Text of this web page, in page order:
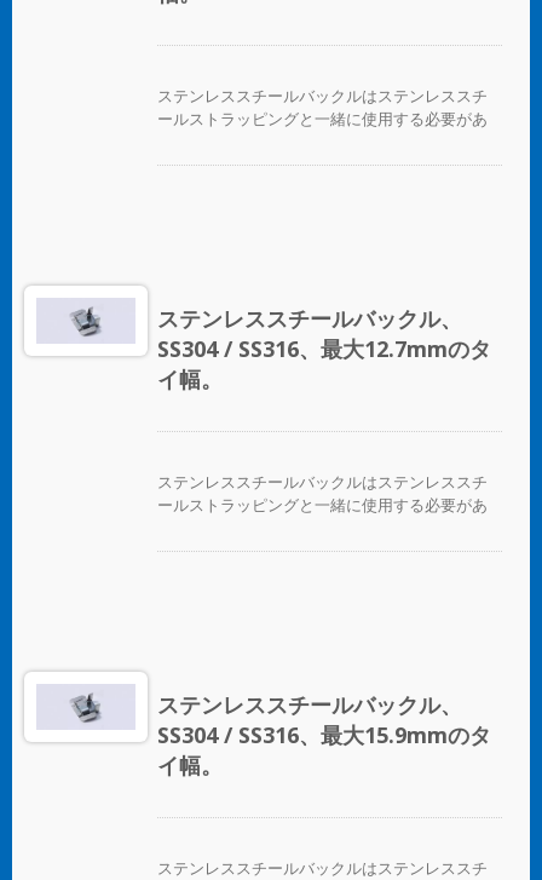
ステンレススチールバックルはステンレススチ
ールストラッピングと一緒に使用する必要があ
ステンレススチールバックル、
SS304 / SS316、最大12.7mmのタ
イ幅。
ステンレススチールバックルはステンレススチ
ールストラッピングと一緒に使用する必要があ
ステンレススチールバックル、
SS304 / SS316、最大15.9mmのタ
イ幅。
ステンレススチールバックルはステンレススチ